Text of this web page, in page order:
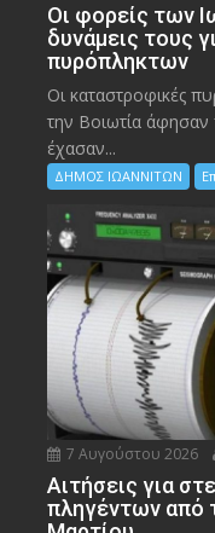
Οι φορείς των
δυνάμεις τους
πυρόπληκτων
Οι καταστροφικές
την Bοιωτία
έχασαν...
ΔΗΜΟΣ ΙΩΑΝΝΙΤΩΝ
7 Αυγούστου 2026
Αιτήσεις για
πληγέντων από